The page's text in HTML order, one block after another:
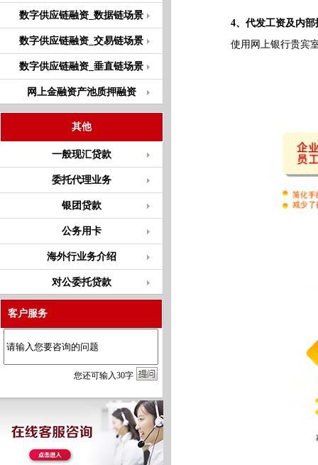
数字供应链融资_数据链场景
数字供应链融资_交易链场景
数字供应链融资_垂直链场景
网上金融资产池质押融资
其他
一般现汇贷款
委托代理业务
银团贷款
公务用卡
海外行业务介绍
对公委托贷款
客户服务
您还可输入30字
4、代发工资及内
使用网上银行贵宾室